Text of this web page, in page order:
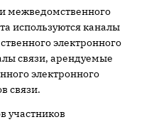
межведомственного
используются каналы
электронного
связи, арендуемые
электронного
связи.
участников